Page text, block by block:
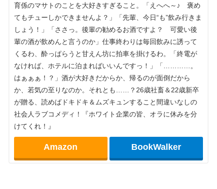
育係のマサトのことを大好きすぎること。「えへへ～♪ 褒め
てもチューしかできませんよ？」「先輩、今日“も”飲み行きま
しょう！」「ささっ。後輩の勧めるお酒ですよ？ 可愛い後
輩の酒が飲めんと言うのか」仕事終わりは毎回飲みに誘って
くるわ、酔っぱらうと甘えん坊に拍車を掛けるわ。「終電が
なければ、ホテルに泊まればいいんですっ！」「…………。
はぁぁぁ！？」酒が大好きだからか、帰るのが面倒だから
か、若気の至りなのか。それとも……？26歳社畜＆22歳新卒
が贈る、読めばドキドキ＆ムズキュンすること間違いなしの
社会人ラブコメディ！『ホワイト企業の皆、オラに休みを分
けてくれ！』
Amazon BookWalker